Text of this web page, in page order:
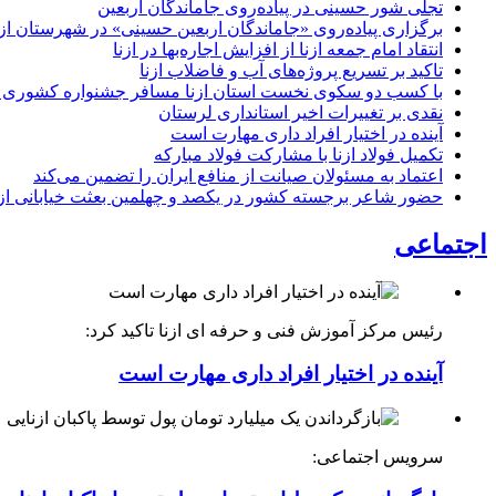
تجلی شور حسینی در پیاده‌روی جاماندگان اربعین
برگزاری پیاده‌روی «جاماندگان اربعین حسینی» در شهرستان
انتقاد امام جمعه ازنا از افزایش اجاره‌بها در ازنا
تاکید بر تسریع پروژه‌های آب و فاضلاب ازنا
با کسب دو سکوی نخست استان ازنا مسافر جشنواره کشوری
نقدی بر تغییرات اخیر استانداری لرستان
آینده در اختیار افراد داری مهارت است
تکمیل فولاد ازنا با مشارکت فولاد مبارکه
اعتماد به مسئولان صیانت از منافع ایران را تضمین می‌کند
حضور شاعر برجسته کشور در یکصد و چهلمین بعثت خیابانی
اجتماعی
رئیس مرکز آموزش فنی و حرفه ای ازنا تاکید کرد:
آینده در اختیار افراد داری مهارت است
سرویس اجتماعی: